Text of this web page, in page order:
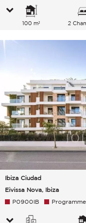
100 m² 2
Ibiza Ciudad
Eivissa Nova, Ibiza
P0900IB